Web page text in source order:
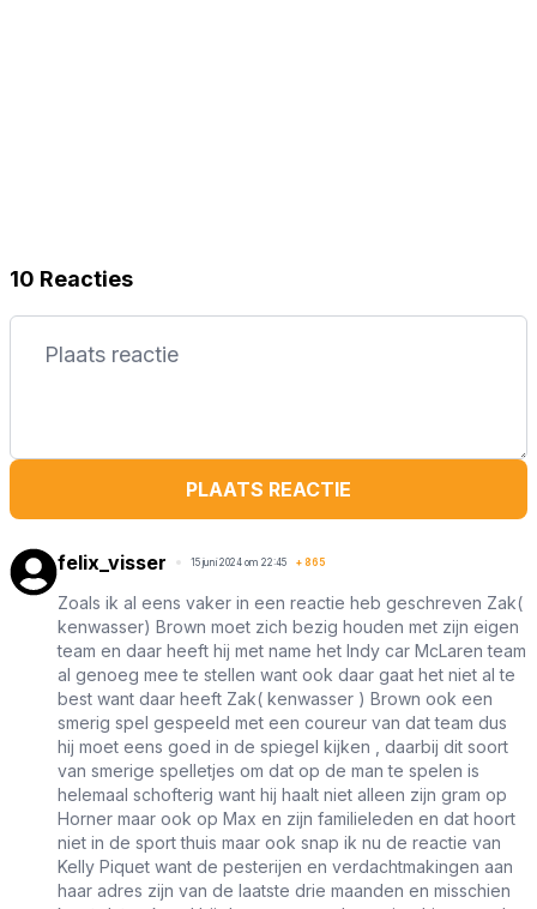
10 Reacties
PLAATS REACTIE
felix_visser 15 juni 2024 om 22:45 + 865
Zoals ik al eens vaker in een reactie heb geschreven Zak(
kenwasser) Brown moet zich bezig houden met zijn eigen
team en daar heeft hij met name het Indy car McLaren team
al genoeg mee te stellen want ook daar gaat het niet al te
best want daar heeft Zak( kenwasser ) Brown ook een
smerig spel gespeeld met een coureur van dat team dus
hij moet eens goed in de spiegel kijken , daarbij dit soort
van smerige spelletjes om dat op de man te spelen is
helemaal schofterig want hij haalt niet alleen zijn gram op
Horner maar ook op Max en zijn familieleden en dat hoort
niet in de sport thuis maar ook snap ik nu de reactie van
Kelly Piquet want de pesterijen en verdachtmakingen aan
haar adres zijn van de laatste drie maanden en misschien